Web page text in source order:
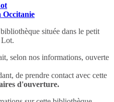
Occitanie
située dans le petit
selon nos informations, ouverte
de prendre contact avec cette
d'ouverture.